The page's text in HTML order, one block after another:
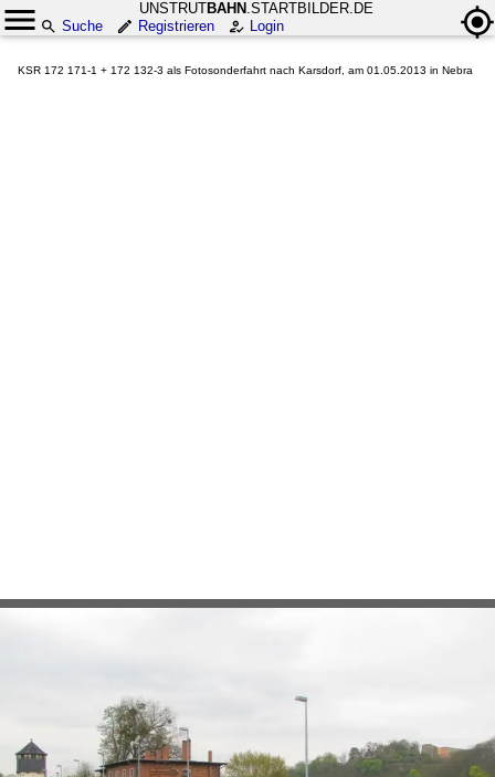
UNSTRUTBAHN .STARTBILDER.DE
Suche
Registrieren Login
KSR 172 171-1 + 172 132-3 als Fotosonderfahrt nach Karsdorf, am 01.05.2013 in Nebra